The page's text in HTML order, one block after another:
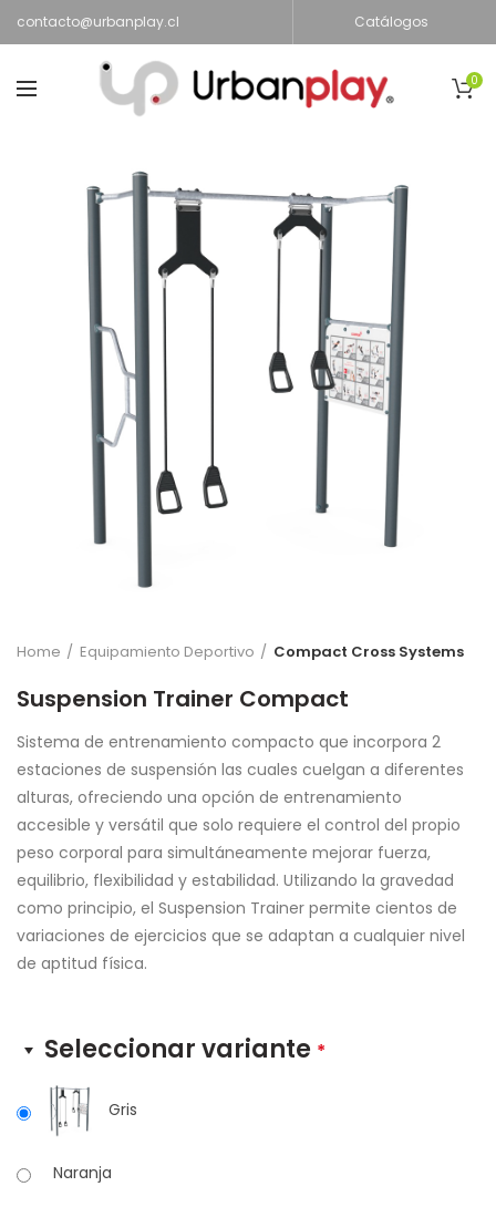
contacto@urbanplay.cl Catálogos
0
Home Equipamiento Deportivo Compact Cross Systems
Suspension Trainer Compact
Sistema de entrenamiento compacto que incorpora 2
estaciones de suspensión las cuales cuelgan a diferentes
alturas, ofreciendo una opción de entrenamiento
accesible y versátil que solo requiere el control del propio
peso corporal para simultáneamente mejorar fuerza,
equilibrio, flexibilidad y estabilidad. Utilizando la gravedad
como principio, el Suspension Trainer permite cientos de
variaciones de ejercicios que se adaptan a cualquier nivel
de aptitud física.
Seleccionar variante *
Gris
Naranja